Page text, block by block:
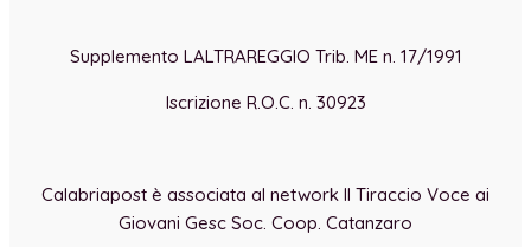
Supplemento LALTRAREGGIO Trib. ME n. 17/1991
Iscrizione R.O.C. n. 30923
Calabriapost è associata al network Il Tiraccio Voce ai
Giovani Gesc Soc. Coop. Catanzaro